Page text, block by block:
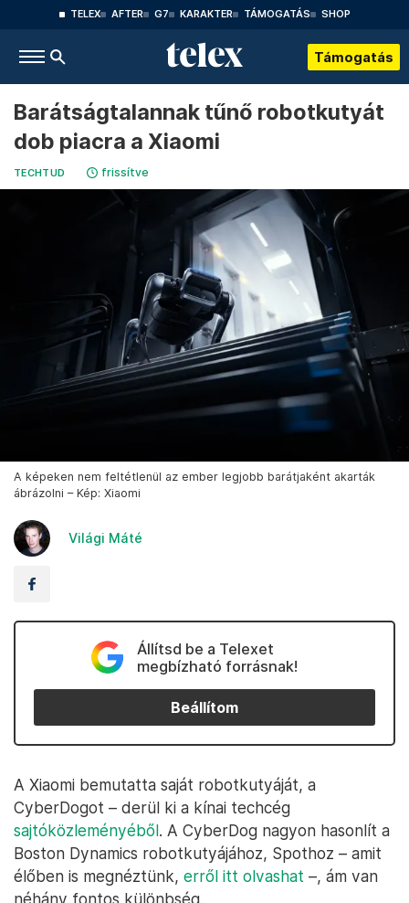
TELEX AFTER G7 KARAKTER TÁMOGATÁS SHOP
Támogatás
Barátságtalannak tűnő robotkutyát
dob piacra a Xiaomi
TECHTUD frissítve
A képeken nem feltétlenül az ember legjobb barátjaként akarták
ábrázolni – Kép: Xiaomi
Világi Máté
Állítsd be a Telexet
megbízható forrásnak!
Beállítom
A Xiaomi bemutatta saját robotkutyáját, a
CyberDogot – derül ki a kínai techcég
sajtóközleményéből. A CyberDog nagyon hasonlít a
Boston Dynamics robotkutyájához, Spothoz – amit
élőben is megnéztünk, erről itt olvashat –, ám van
néhány fontos különbség.